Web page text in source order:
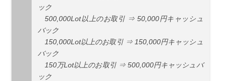
ック
500,000Lot以上のお取引 ⇒ 50,000円キャッシュ
バック
150,000Lot以上のお取引 ⇒ 150,000円キャッシュ
バック
150万Lot以上のお取引 ⇒ 500,000円キャッシュバ
ック